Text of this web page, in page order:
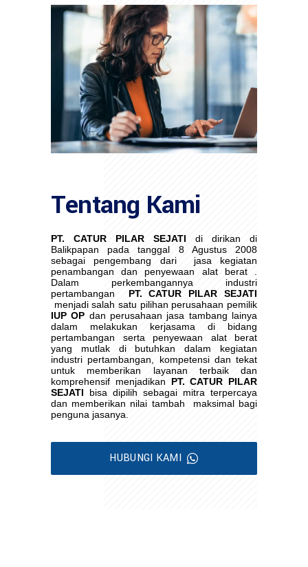
Tentang Kami
PT. CATUR PILAR SEJATI di dirikan di
Balikpapan pada tanggal 8 Agustus 2008
sebagai pengembang dari
jasa kegiatan
penambangan dan penyewaan alat berat .
Dalam perkembangannya industri
pertambangan
PT. CATUR PILAR SEJATI
menjadi salah satu pilihan perusahaan pemilik
IUP OP dan perusahaan jasa tambang lainya
dalam melakukan kerjasama di bidang
pertambangan serta penyewaan alat berat
yang mutlak di butuhkan dalam kegiatan
industri pertambangan, kompetensi dan tekat
untuk memberikan layanan terbaik dan
komprehensif menjadikan PT. CATUR PILAR
SEJATI bisa dipilih sebagai mitra terpercaya
dan memberikan nilai tambah
maksimal bagi
penguna jasanya.
HUBUNGI KAMI